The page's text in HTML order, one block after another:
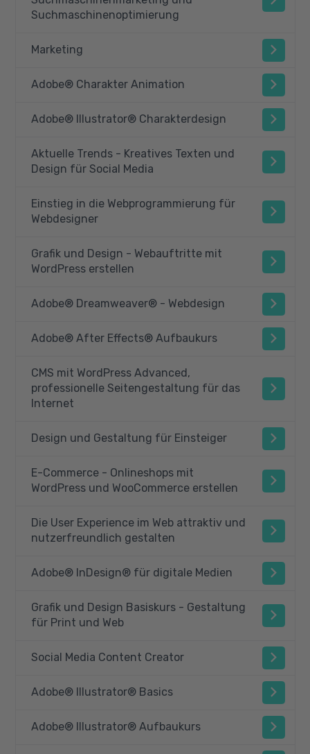
Suchmaschinenoptimierung
Marketing
Adobe® Charakter Animation
Adobe® Illustrator® Charakterdesign
Aktuelle Trends - Kreatives Texten und
Design für Social Media
Einstieg in die Webprogrammierung für
Webdesigner
Grafik und Design - Webauftritte mit
WordPress erstellen
Adobe® Dreamweaver® - Webdesign
Adobe® After Effects® Aufbaukurs
CMS mit WordPress Advanced,
professionelle Seitengestaltung für das
Internet
Design und Gestaltung für Einsteiger
E-Commerce - Onlineshops mit
WordPress und WooCommerce erstellen
Die User Experience im Web attraktiv und
nutzerfreundlich gestalten
Adobe® InDesign® für digitale Medien
Grafik und Design Basiskurs - Gestaltung
für Print und Web
Social Media Content Creator
Adobe® Illustrator® Basics
Adobe® Illustrator® Aufbaukurs